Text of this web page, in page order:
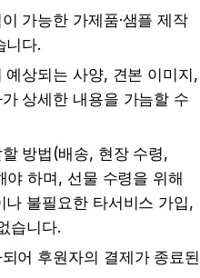
가능한 가제품·샘플 제작
니다.
상되는 사양, 견본 이미지,
상세한 내용을 가늠할 수
방법(배송, 현장 수령,
야 하며, 선물 수령을 위해
불필요한 타서비스 가입,
습니다.
어 후원자의 결제가 종료된